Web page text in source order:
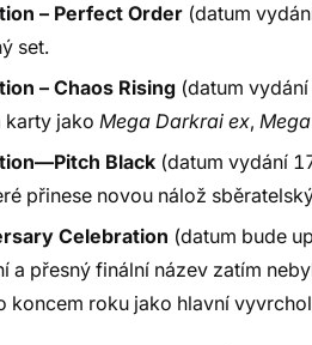
– Perfect Order (datum
set.
– Chaos Rising (datum
karty jako Mega Darkrai ex,
Black (datum vydání
přinese novou nálož
Celebration (datum bude
a přesný finální název zatím
koncem roku jako hlavní